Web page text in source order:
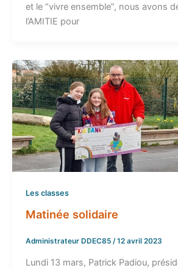
et le “vivre ensemble”, nous avons
l’AMITIE pour
Les classes
Matinée solidaire
Administrateur DDEC85 /12 avril 2023
Lundi 13 mars, Patrick Padiou,